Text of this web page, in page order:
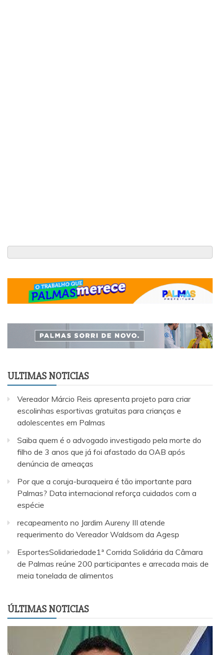
ULTIMAS NOTICIAS
Vereador Márcio Reis apresenta projeto para criar
escolinhas esportivas gratuitas para crianças e
adolescentes em Palmas
Saiba quem é o advogado investigado pela morte do
filho de 3 anos que já foi afastado da OAB após
denúncia de ameaças
Por que a coruja-buraqueira é tão importante para
Palmas? Data internacional reforça cuidados com a
espécie
recapeamento no Jardim Aureny III atende
requerimento do Vereador Waldsom da Agesp
EsportesSolidariedade1ª Corrida Solidária da Câmara
de Palmas reúne 200 participantes e arrecada mais de
meia tonelada de alimentos
ÚLTIMAS NOTICIAS